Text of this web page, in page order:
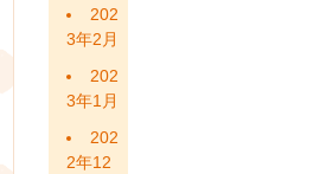
202
3年2月
202
3年1月
202
2年12